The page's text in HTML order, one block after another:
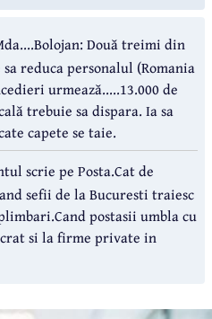
Două treimi din
reduca personalul (Romania
urmează.....13.000 de
trebuie sa dispara. Ia sa
capete se taie.
scrie pe Posta.Cat de
sefii de la Bucuresti traiesc
postasii umbla cu
si la firme private in